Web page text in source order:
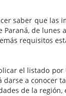
saber que las
Paraná, de
requisitos
el listado por
darse a conocer
de la región,